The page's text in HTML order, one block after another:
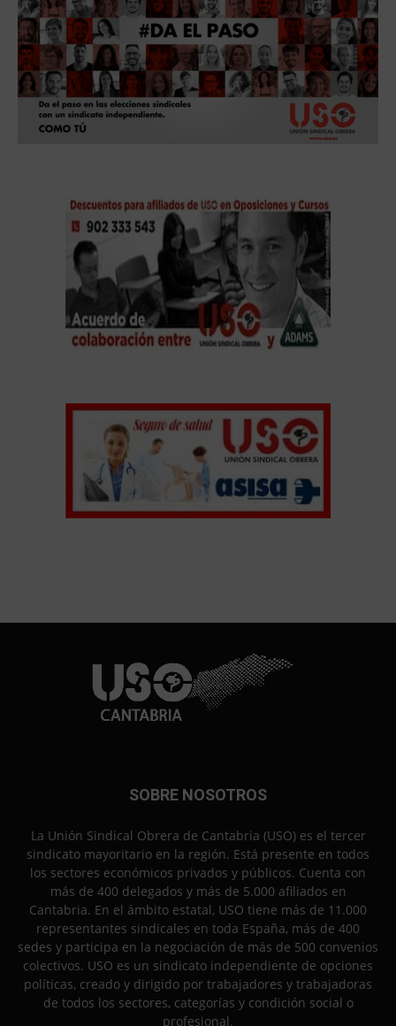
SOBRE NOSOTROS
La Unión Sindical Obrera de Cantabria (USO) es el tercer
sindicato mayoritario en la región. Está presente en todos
los sectores económicos privados y públicos. Cuenta con
más de 400 delegados y más de 5.000 afiliados en
Cantabria. En el ámbito estatal, USO tiene más de 11.000
representantes sindicales en toda España, más de 400
sedes y participa en la negociación de más de 500 convenios
colectivos. USO es un sindicato independiente de opciones
políticas, creado y dirigido por trabajadores y trabajadoras
de todos los sectores, categorías y condición social o
profesional.